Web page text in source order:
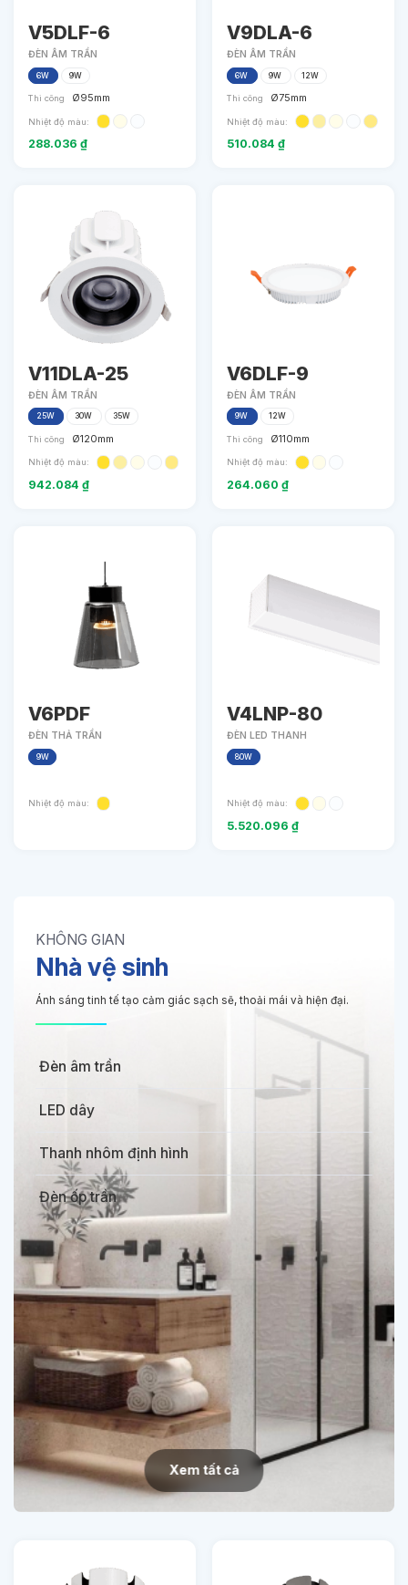
V5DLF-6
ĐÈN ÂM TRẦN
Thi công Ø95mm
6W 9W
Nhiệt độ màu:
288.036 ₫
V9DLA-6
ĐÈN ÂM TRẦN
Thi công Ø75mm
6W 9W 12W
Nhiệt độ màu:
510.084₫
V11DLA-25
ĐÈN ÂM TRẦN
Thi công Ø120mm
25W 30W 35W
Nhiệt độ màu:
942.084 ₫
V6DLF-9
ĐÈN ÂM TRẦN
Thi công Ø110mm
9W 12W
Nhiệt độ màu:
264.060₫
V6PDF
ĐÈN THẢ TRẦN
9W
Nhiệt độ màu:
V4LNP-80
ĐÈN LED THANH
80W
Nhiệt độ màu:
5.520.096₫
KHÔNG GIAN
Nhà vệ sinh
Ánh sáng tinh tế tạo cảm giác sạch sẽ, thoải mái và hiện đại.
Đèn âm trần
LED dây
Thanh nhôm định hình
Đèn ốp trần
Xem tất cả